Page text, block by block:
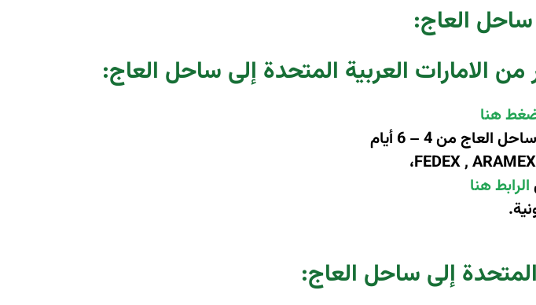
ساحل العاج:
الامارات العربية المتحدة إلى ساحل العاج:
هنا
من 4 – 6 أيام
FEDEX ,،
الرابط هنا
إلى ساحل العاج: